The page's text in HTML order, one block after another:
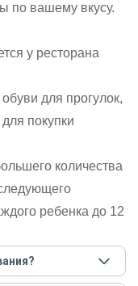
по вашему вкусу.
у ресторана
для прогулок,
покупки
количества
ребенка до 12